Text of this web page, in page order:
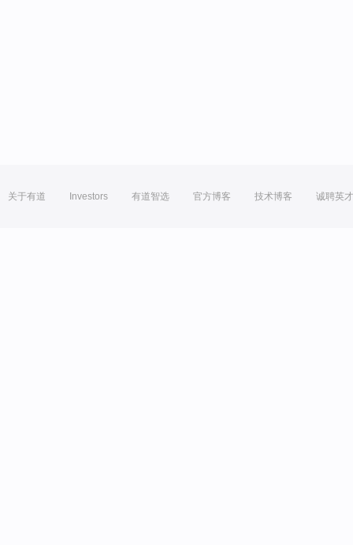
关于有道 Investors 有道智选 官方博客 技术博客 诚聘英才